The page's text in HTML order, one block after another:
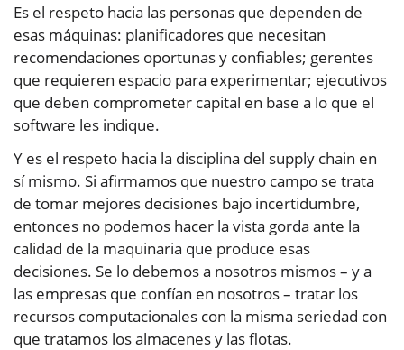
Es el respeto hacia las personas que dependen de
esas máquinas: planificadores que necesitan
recomendaciones oportunas y confiables; gerentes
que requieren espacio para experimentar; ejecutivos
que deben comprometer capital en base a lo que el
software les indique.
Y es el respeto hacia la disciplina del supply chain en
sí mismo. Si afirmamos que nuestro campo se trata
de tomar mejores decisiones bajo incertidumbre,
entonces no podemos hacer la vista gorda ante la
calidad de la maquinaria que produce esas
decisiones. Se lo debemos a nosotros mismos – y a
las empresas que confían en nosotros – tratar los
recursos computacionales con la misma seriedad con
que tratamos los almacenes y las flotas.